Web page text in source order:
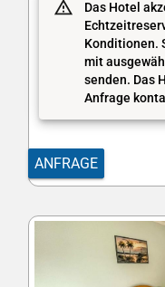
Das Hotel
Konditionen.
mit
senden. Das
Anfrage
ANFRAGE